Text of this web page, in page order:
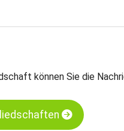
können Sie die